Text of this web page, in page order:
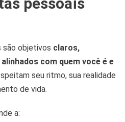
são objetivos claros,
com quem você é e
seu ritmo, sua realidade
de vida.
a: